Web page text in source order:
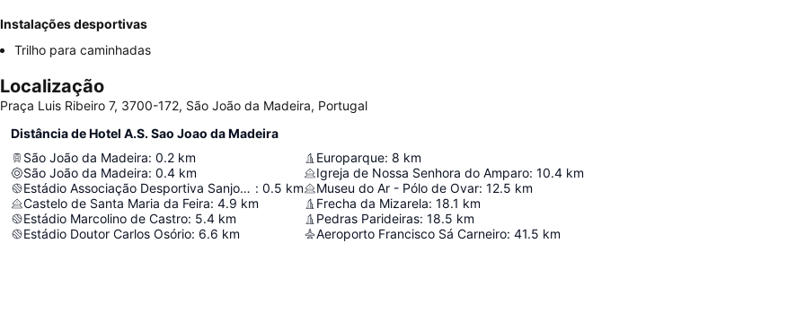
Instalações desportivas
Trilho para caminhadas
Localização
Praça Luis Ribeiro 7, 3700-172, São João da Madeira, Portugal
Distância de Hotel A.S. Sao Joao da Madeira
São João da Madeira: 0.2 km
São João da Madeira: 0.4 km
Estádio Associação Desportiva Sanjoanense : 0.5 km
Castelo de Santa Maria da Feira: 4.9 km
Estádio Marcolino de Castro: 5.4 km
Estádio Doutor Carlos Osório: 6.6 km
Europarque: 8 km
Igreja de Nossa Senhora do Amparo: 10.4 km
Museu do Ar - Pólo de Ovar: 12.5 km
Frecha da Mizarela: 18.1 km
Pedras Parideiras: 18.5 km
Aeroporto Francisco Sá Carneiro: 41.5 km